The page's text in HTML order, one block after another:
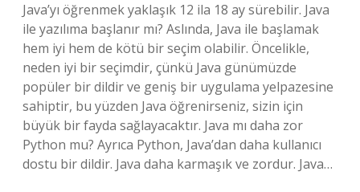
Java’yı öğrenmek yaklaşık 12 ila 18 ay sürebilir. Java
ile yazılıma başlanır mı? Aslında, Java ile başlamak
hem iyi hem de kötü bir seçim olabilir. Öncelikle,
neden iyi bir seçimdir, çünkü Java günümüzde
popüler bir dildir ve geniş bir uygulama yelpazesine
sahiptir, bu yüzden Java öğrenirseniz, sizin için
büyük bir fayda sağlayacaktır. Java mı daha zor
Python mu? Ayrıca Python, Java’dan daha kullanıcı
dostu bir dildir. Java daha karmaşık ve zordur. Java…